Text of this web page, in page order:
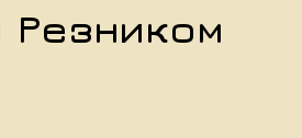
Резником